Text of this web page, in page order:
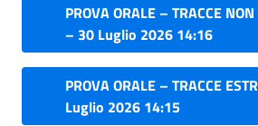
PROVA ORALE – TRACCE NON
– 30 Luglio 2026 14:16
PROVA ORALE – TRACCE
Luglio 2026 14:15